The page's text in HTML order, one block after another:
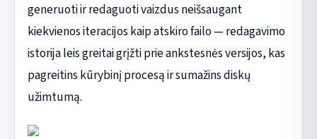
generuoti ir redaguoti vaizdus neišsaugant
kiekvienos iteracijos kaip atskiro failo — redagavimo
istorija leis greitai grįžti prie ankstesnės versijos, kas
pagreitins kūrybinį procesą ir sumažins diskų
užimtumą.